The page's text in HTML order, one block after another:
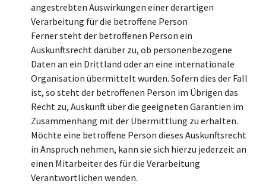
angestrebten Auswirkungen einer derartigen
Verarbeitung für die betroffene Person
Ferner steht der betroffenen Person ein
Auskunftsrecht darüber zu, ob personenbezogene
Daten an ein Drittland oder an eine internationale
Organisation übermittelt wurden. Sofern dies der Fall
ist, so steht der betroffenen Person im Übrigen das
Recht zu, Auskunft über die geeigneten Garantien im
Zusammenhang mit der Übermittlung zu erhalten.
Möchte eine betroffene Person dieses Auskunftsrecht
in Anspruch nehmen, kann sie sich hierzu jederzeit an
einen Mitarbeiter des für die Verarbeitung
Verantwortlichen wenden.